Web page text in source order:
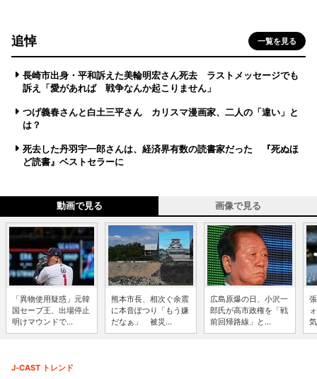
追悼 一覧を見る
長崎市出身・平和訴えた美輪明宏さん死去 ラストメッセージでも
訴え「愛があれば 戦争なんか起こりません」
つげ義春さんと白土三平さん カリスマ漫画家、二人の「違い」と
は？
死去した丹羽宇一郎さんは、経済界有数の読書家だった 『死ぬほ
ど読書』ベストセラーに
動画で見る 画像で見る
「異物使用疑惑」元韓
国セーブ王、出場停止
明けマウンドで...
熊本市長、相次ぐ余震
に本音ぽつり「もう嫌
だなぁ」 被災...
広島原爆の日、小沢一
郎氏が高市政権を「戦
前回帰路線」と...
J-CAST トレンド